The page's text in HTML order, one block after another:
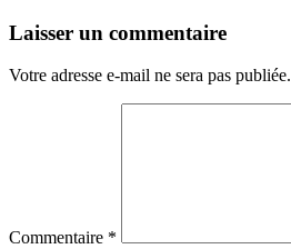
Laisser un commentaire
Votre adresse e-mail ne sera pas publiée.
Commentaire *